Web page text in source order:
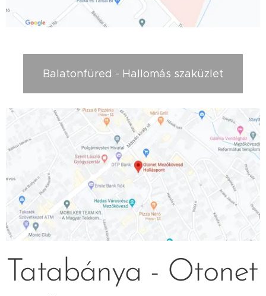
Balatonfüred - Hallomás szaküzlet
Tatabánya - Otonet